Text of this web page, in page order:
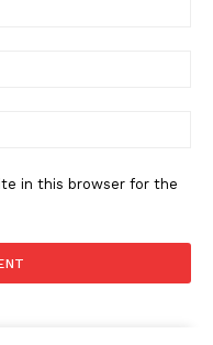
in this browser for the